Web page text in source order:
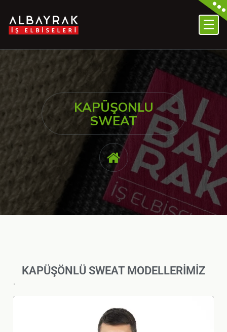
KAPÜŞONLU
SWEAT
KAPÜŞÖNLÜ SWEAT MODELLERİMİZ
.